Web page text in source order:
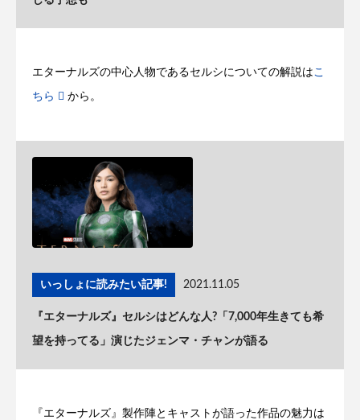
エターナルズの中心人物であるセルシについての解説はこ
ちら から。
いっしょに読みたい記事! 2021.11.05
『エターナルズ』セルシはどんな人?「7,000年生きても希
望を持ってる」演じたジェンマ・チャンが語る
『エターナルズ』製作陣とキャストが語った作品の魅力は